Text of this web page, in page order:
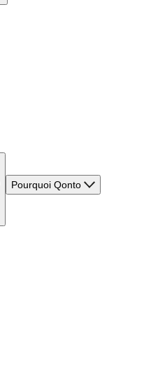
Pourquoi Qonto